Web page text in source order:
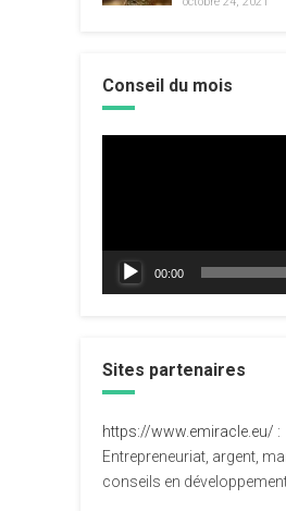
Conseil du mois
00:00
Sites partenaires
https://www.emiracle.eu/ :
Entrepreneuriat, argent,
conseils en